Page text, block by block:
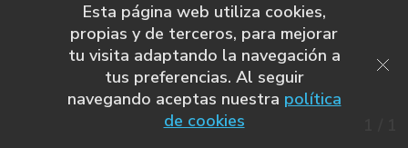
Esta página web utiliza cookies,
propias y de terceros, para mejorar
tu visita adaptando la navegación a
tus preferencias. Al seguir
navegando aceptas nuestra política
de cookies